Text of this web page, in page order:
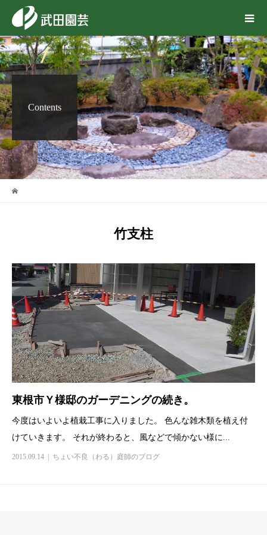
Contents
竹支柱
東根市Ｙ様邸のガーデニングの続き。
今度はいよいよ植栽工事に入りました。 色んな雑木類を植え付
けていきます。 それが終わると、風などで傾かない様に...
2015.09.14 ちょい不良（わる）庭師のブログ